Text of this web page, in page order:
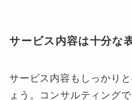
サービス内容は十分な
サービス内容もしっかり
ょう。コンサルティング